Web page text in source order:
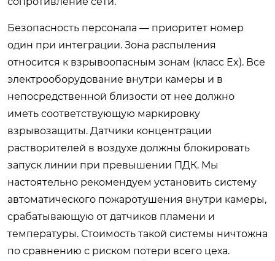
Безопасность персонала — приоритет номер
один при интеграции. Зона распыления
относится к взрывоопасным зонам (класс Ex). Все
электрооборудование внутри камеры и в
непосредственной близости от нее должно
иметь соответствующую маркировку
взрывозащиты. Датчики концентрации
растворителей в воздухе должны блокировать
запуск линии при превышении ПДК. Мы
настоятельно рекомендуем установить систему
автоматического пожаротушения внутри камеры,
срабатывающую от датчиков пламени и
температуры. Стоимость такой системы ничтожна
по сравнению с риском потери всего цеха.